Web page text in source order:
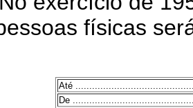
físicas
Até
De